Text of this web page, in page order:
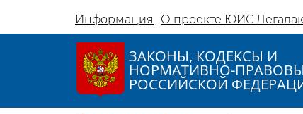
Информация О проекте ЮИС
ЗАКОНЫ, КОДЕКСЫ И
НОРМАТИВНО-
РОССИЙСКОЙ